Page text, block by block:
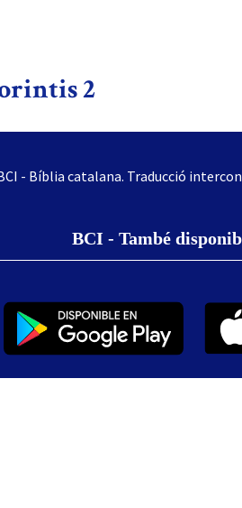
2
- Bíblia catalana. Traducció
BCI - També